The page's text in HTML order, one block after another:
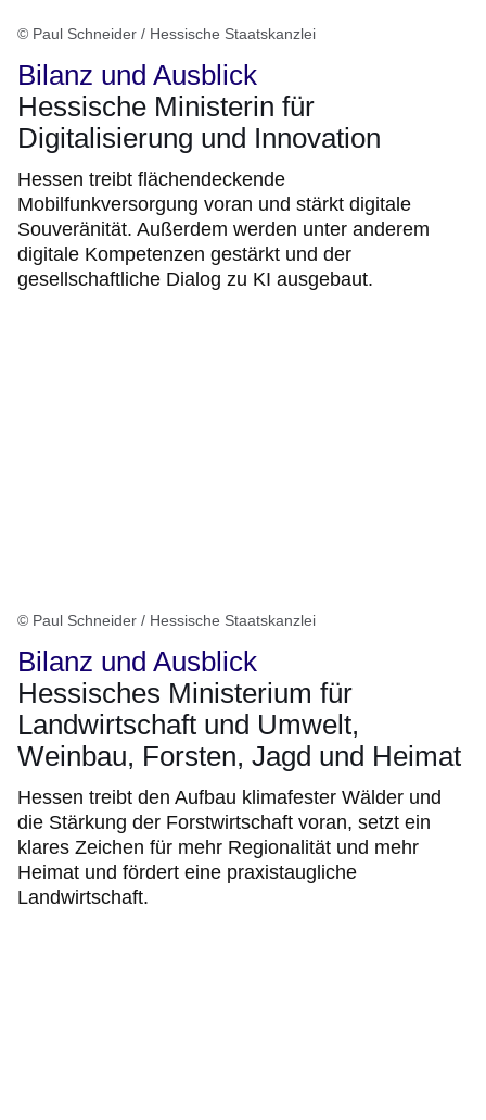
© Paul Schneider / Hessische Staatskanzlei
Bilanz und Ausblick
Hessische Ministerin für
Digitalisierung und Innovation
Hessen treibt flächendeckende
Mobilfunkversorgung voran und stärkt digitale
Souveränität. Außerdem werden unter anderem
digitale Kompetenzen gestärkt und der
gesellschaftliche Dialog zu KI ausgebaut.
© Paul Schneider / Hessische Staatskanzlei
Bilanz und Ausblick
Hessisches Ministerium für
Landwirtschaft und Umwelt,
Weinbau, Forsten, Jagd und Heimat
Hessen treibt den Aufbau klimafester Wälder und
die Stärkung der Forstwirtschaft voran, setzt ein
klares Zeichen für mehr Regionalität und mehr
Heimat und fördert eine praxistaugliche
Landwirtschaft.